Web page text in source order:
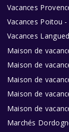
Vacances
Vacances Poitou
Vacances
Maison de
Maison de
Maison de
Maison de
Maison de
Marchés